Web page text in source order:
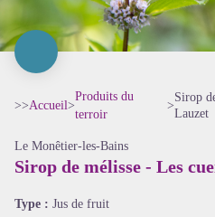
>>Accueil>
Produits du
terroir
>
Sirop
Lauzet
Le Monêtier-les-Bains
Sirop de mélisse - Les
Type : Jus de fruit